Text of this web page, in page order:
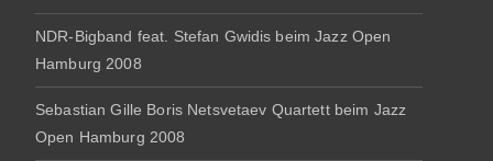
NDR-Bigband feat. Stefan Gwidis beim Jazz Open
Hamburg 2008
Sebastian Gille Boris Netsvetaev Quartett beim Jazz
Open Hamburg 2008